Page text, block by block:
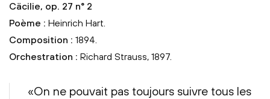
Cäcilie, op. 27 n° 2
Poème : Heinrich Hart.
Composition : 1894.
Orchestration : Richard Strauss, 1897.
«On ne pouvait pas toujours suivre tous les